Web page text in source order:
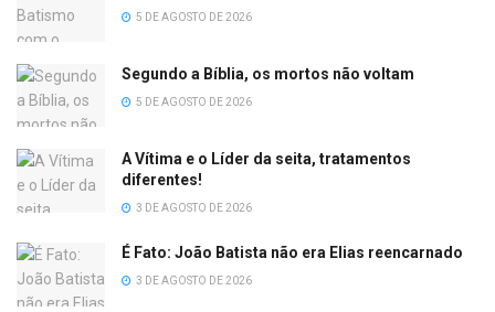
5 DE AGOSTO DE 2026
Segundo a Bíblia, os mortos não voltam
5 DE AGOSTO DE 2026
A Vítima e o Líder da seita, tratamentos
diferentes!
3 DE AGOSTO DE 2026
É Fato: João Batista não era Elias reencarnado
3 DE AGOSTO DE 2026